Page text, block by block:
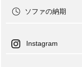
ソファの納期
Instagram